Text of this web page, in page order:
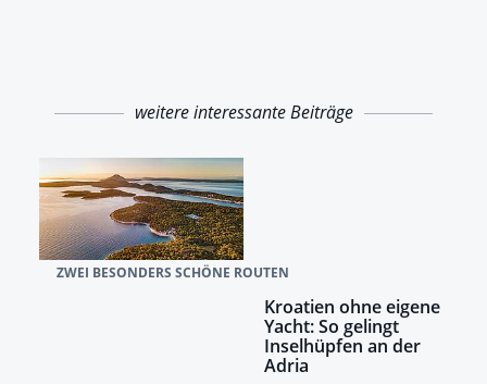
weitere interessante Beiträge
ZWEI BESONDERS SCHÖNE ROUTEN
Kroatien ohne eigene
Yacht: So gelingt
Inselhüpfen an der
Adria